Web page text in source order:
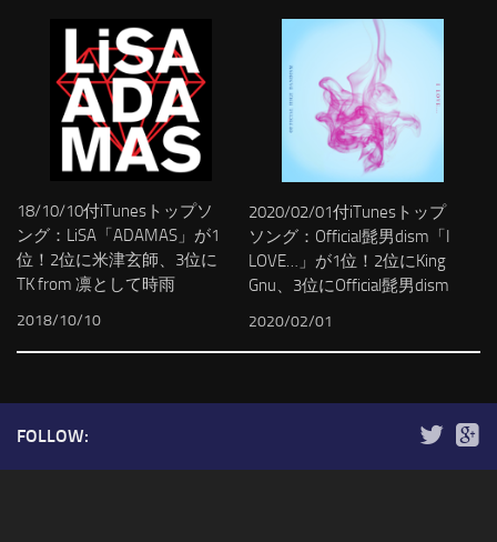
18/10/10付iTunesトップソ
ング：LiSA「ADAMAS」が1
位！2位に米津玄師、3位に
TK from 凛として時雨
2018/10/10
2020/02/01付iTunesトップ
ソング：Official髭男dism「I
LOVE…」が1位！2位にKing
Gnu、3位にOfficial髭男dism
2020/02/01
FOLLOW: